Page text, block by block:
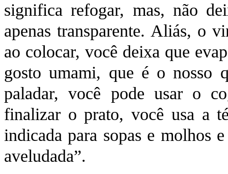
significa refogar, mas, não
apenas transparente. Aliás, o
ao colocar, você deixa que
gosto umami, que é o nosso
paladar, você pode usar o
finalizar o prato, você usa a
indicada para sopas e molhos
aveludada”.